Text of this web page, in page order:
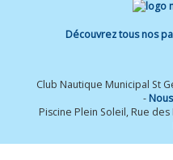
Découvrez tous nos
Club Nautique Municipal St
-
Piscine Plein Soleil, Rue des